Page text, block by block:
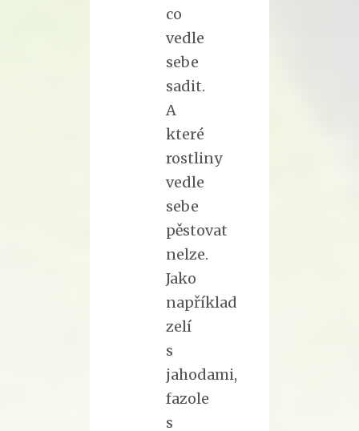
co
vedle
sebe
sadit.
A
které
rostliny
vedle
sebe
pěstovat
nelze.
Jako
například
zelí
s
jahodami,
fazole
s